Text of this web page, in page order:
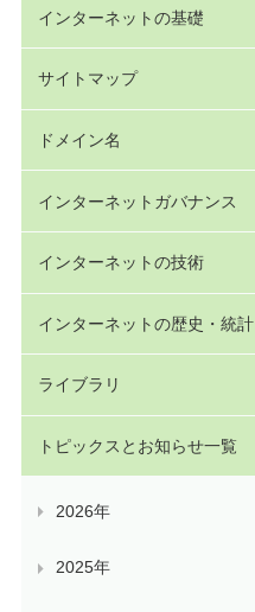
インターネットの基礎
サイトマップ
ドメイン名
インターネットガバナンス
インターネットの技術
インターネットの歴史・統計
ライブラリ
トピックスとお知らせ一覧
2026年
2025年